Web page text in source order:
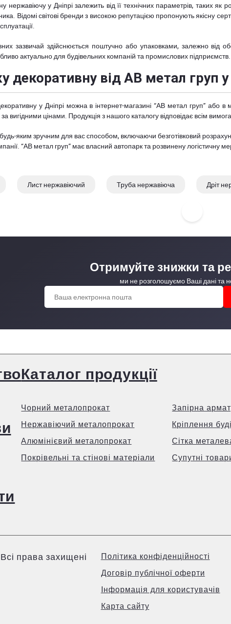
нержавіючу у Дніпрі залежить від її технічних параметрів, таких
Відомі світові бренди з високою репутацією пропонують якісну
зазвичай здійснюється поштучно або упаковками, залежно від
актуально для будівельних компаній та промислових підприємств.
декоративну від АВ метал груп у
у Дніпрі можна в інтернет-магазині “АВ метал груп”
за вигідними цінами. Продукція з нашого каталогу відповідає всім
яким зручним для вас способом, включаючи безготівковий
“АВ метал груп” має власний автопарк та розвинену логістичну
Лист нержавіючий Труба нержавіюча Дріт
Отримуйте знижки та
ми не розголошуємо Ваші дані та
Каталог продукції
Чорний металопрокат
Нержавіючий металопрокат
Алюмінієвий металопрокат
Покрівельні та стінові матеріали
Запірна
Кріплення
Сітка
Супутні
права захищені
Політика конфіденційності
Договір публічної оферти
Інформація для користувачів
Карта сайту